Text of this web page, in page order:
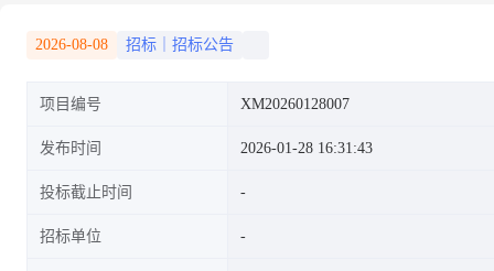
2026-08-08 招标｜招标公告
项目编号 XM20260128007
发布时间 2026-01-28 16:31:43
投标截止时间
招标单位